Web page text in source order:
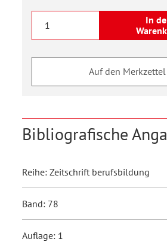
In
Auf den Merkzettel
Bibliografische
Reihe: Zeitschrift berufsbildung
Band: 78
Auflage: 1